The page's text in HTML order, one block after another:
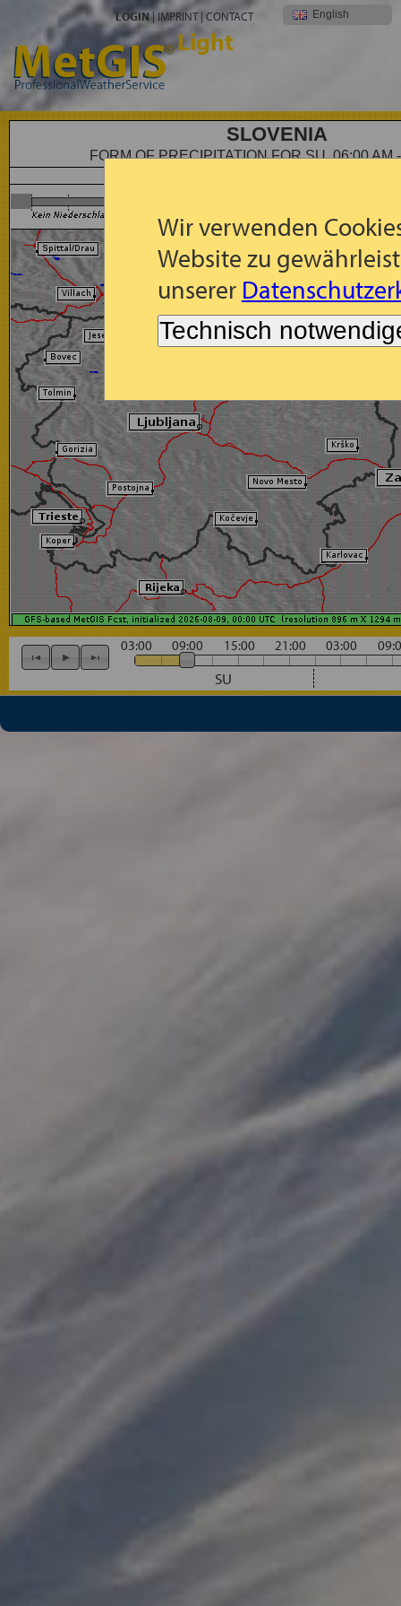
Wir verwenden
Website zu
unserer
Technisch
LOGIN| IMPRINT| CONTACT English
Light
SLOVENIA
FORM OF PRECIPITATION FOR SU, 06:00 AM
03:00 09:00 15:00 21:00 03:00
SU